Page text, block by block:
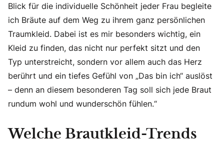
Blick für die individuelle Schönheit jeder Frau begleite
ich Bräute auf dem Weg zu ihrem ganz persönlichen
Traumkleid. Dabei ist es mir besonders wichtig, ein
Kleid zu finden, das nicht nur perfekt sitzt und den
Typ unterstreicht, sondern vor allem auch das Herz
berührt und ein tiefes Gefühl von „Das bin ich“ auslöst
– denn an diesem besonderen Tag soll sich jede Braut
rundum wohl und wunderschön fühlen.“
Welche Brautkleid-Trends